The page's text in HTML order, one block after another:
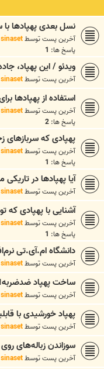
نسل بعدی پهپادها
آخرین پست توسطsinaset
پاسخ ها: 1
ویدئو / این پهپاد،
آخرین پست توسطsinaset
استفاده از پهپادها
آخرین پست توسطsinaset
پاسخ ها: 2
پهپادی که
آخرین پست توسطsinaset
پاسخ ها: 1
آیا پهپادها در
آخرین پست توسطsinaset
آشنایی با پهپادی که
آخرین پست توسطsinaset
پاسخ ها: 1
دانشگاه ام.آی.تی
آخرین پست توسطsinaset
ساخت پهپاد ضدضربه!
آخرین پست توسطsinaset
پهپاد خورشیدی با
آخرین پست توسطsinaset
سوزاندن زباله‌های
آخرین پست توسطsinaset